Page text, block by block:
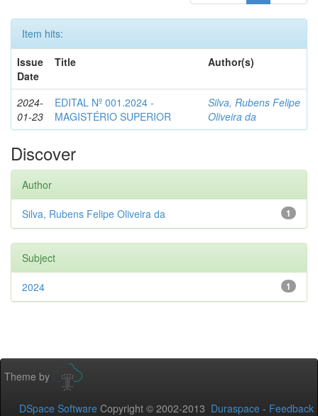
Item hits:
Issue
Date
Title Author(s)
2024-
01-23
EDITAL Nº 001.2024 -
MAGISTÉRIO SUPERIOR
Silva, Rubens Felipe
Oliveira da
Discover
Author
1
Silva, Rubens Felipe Oliveira da
Subject
1
2024
Theme by
DSpace Software Copyright © 2002-2013 Duraspace - Feedback